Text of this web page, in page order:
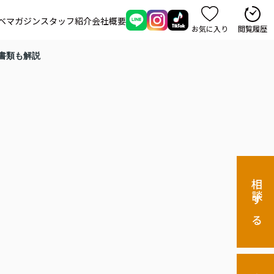
マガジンスタッフ紹介会社概要
お気に入り 閲覧履歴
相談する
類も解説